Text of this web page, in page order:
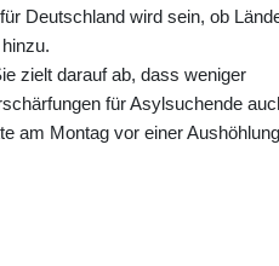
Deutschland wird sein, ob
zielt darauf ab, dass weniger
für Asylsuchende
am Montag vor einer